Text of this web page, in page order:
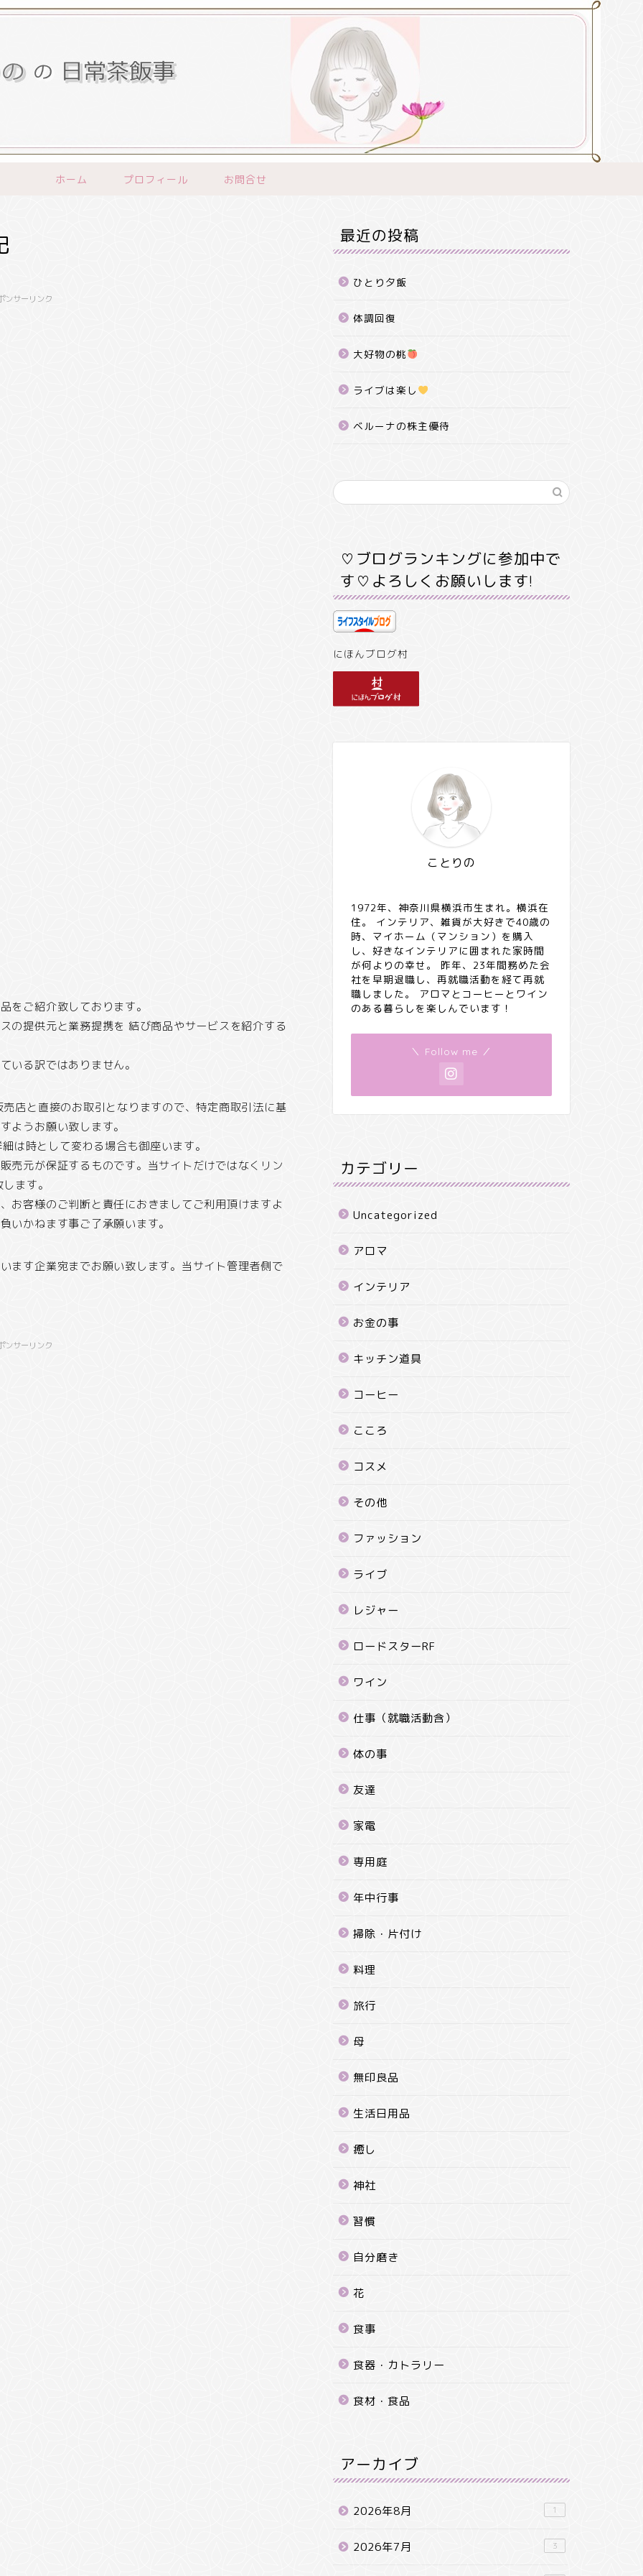
ホーム プロフィール お問合せ
ンサーリンク
をご紹介致しております。
の提供元と業務提携を 結び商品やサービスを紹介する
いる訳ではありません。
店と直接のお取引となりますので、特定商取引法に基
ようお願い致します。
は時として変わる場合も御座います。
売元が保証するものです。当サイトだけではなくリン
ます。
お客様のご判断と責任におきましてご利用頂けますよ
いかねます事ご了承願います。
ます企業宛までお願い致します。当サイト管理者側で
ンサーリンク
最近の投稿
ひとり夕飯
体調回復
大好物の桃
ライブは楽し
ベルーナの株主優待
♡ブログランキングに参加中で
す♡よろしくお願いします!
にほんブログ村
ことりの
1972年、神奈川県横浜市生まれ。横浜在
住。 インテリア、雑貨が大好きで40歳の
時、マイホーム（マンション）を購入
し、好きなインテリアに囲まれた家時間
が何よりの幸せ。 昨年、23年間務めた会
社を早期退職し、再就職活動を経て再就
職しました。 アロマとコーヒーとワイン
のある暮らしを楽しんでいます！
＼ Follow me ／
カテゴリー
Uncategorized
アロマ
インテリア
お金の事
キッチン道具
コーヒー
こころ
コスメ
その他
ファッション
ライブ
レジャー
ロードスターRF
ワイン
仕事（就職活動含）
体の事
友達
家電
専用庭
年中行事
掃除・片付け
料理
旅行
母
無印良品
生活日用品
癒し
神社
習慣
自分磨き
花
食事
食器・カトラリー
食材・食品
アーカイブ
2026年8月 1
2026年7月 3